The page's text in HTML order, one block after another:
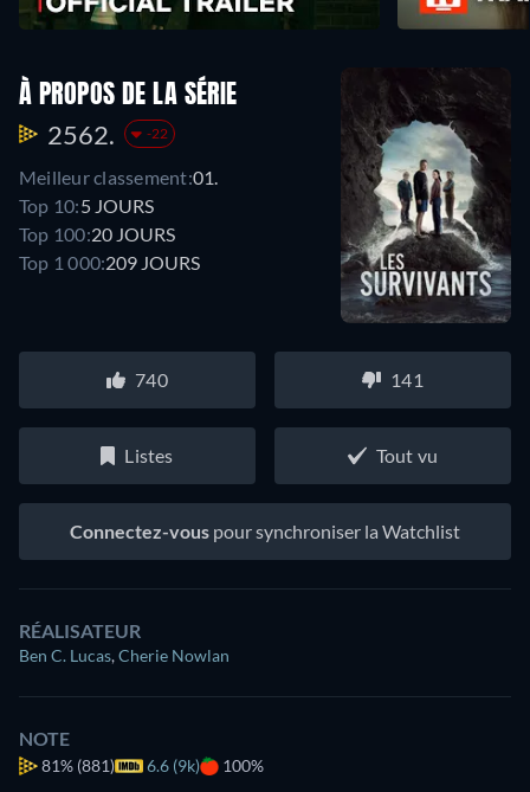
À PROPOS DE LA SÉRIE
2562. -22
Meilleur classement:01.
Top 10:5 JOURS
Top 100:20 JOURS
Top 1 000:209 JOURS
740 141
Listes Tout vu
Connectez-vous pour synchroniser la Watchlist
RÉALISATEUR
Ben C. Lucas,Cherie Nowlan
NOTE
81% (881) 6.6 (9k) 100%